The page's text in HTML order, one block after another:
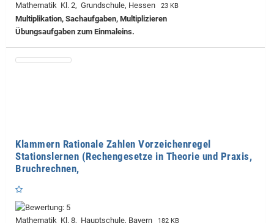
Mathematik Kl. 2, Grundschule, Hessen 23 KB
Multiplikation, Sachaufgaben, Multiplizieren
Übungsaufgaben zum Einmaleins.
Klammern Rationale Zahlen Vorzeichenregel
Stationslernen (Rechengesetze in Theorie und Praxis,
Bruchrechnen,
Mathematik Kl. 8, Hauptschule, Bayern 182 KB